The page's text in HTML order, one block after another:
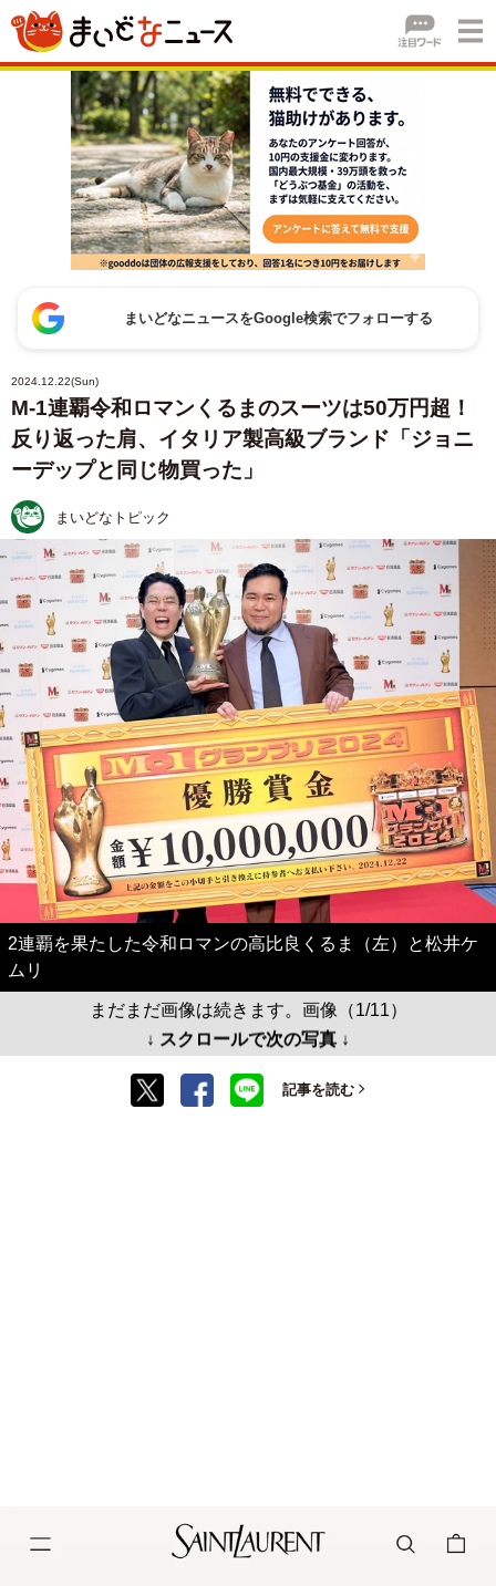
まいどなニュースをGoogle検索でフォローする
2024.12.22(Sun)
M-1連覇令和ロマンくるまのスーツは50万円超！
反り返った肩、イタリア製高級ブランド「ジョニ
ーデップと同じ物買った」
まいどなトピック
2連覇を果たした令和ロマンの高比良くるま（左）と松井ケ
ムリ
まだまだ画像は続きます。画像（1/11）
↓ スクロールで次の写真 ↓
記事を読む